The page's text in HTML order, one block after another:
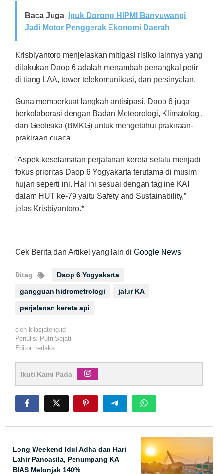
Baca Juga
Ipuk Dorong HIPMI Banyuwangi
Jadi Motor Penggerak Ekonomi Daerah
Krisbiyantoro menjelaskan mitigasi risiko lainnya yang
dilakukan Daop 6 adalah menambah penangkal petir
di tiang LAA, tower telekomunikasi, dan persinyalan.
Guna memperkuat langkah antisipasi, Daop 6 juga
berkolaborasi dengan Badan Meteorologi, Klimatologi,
dan Geofisika (BMKG) untuk mengetahui prakiraan-
prakiraan cuaca.
“Aspek keselamatan perjalanan kereta selalu menjadi
fokus prioritas Daop 6 Yogyakarta terutama di musim
hujan seperti ini. Hal ini sesuai dengan tagline KAI
dalam HUT ke-79 yaitu Safety and Sustainability,”
jelas Krisbiyantoro.*
Cek Berita dan Artikel yang lain di Google News
Ditag Daop 6 Yogyakarta
gangguan hidrometrologi jalur KA
perjalanan kereta api
oleh kilasjateng.id
Penulis: Putri Sejati
Editor: redaksi
Ikuti Kami Pada
Long Weekend Idul Adha dan Hari
Lahir Pancasila, Penumpang KA
BIAS Melonjak 140%